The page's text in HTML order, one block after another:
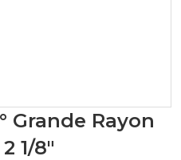
Grande Rayon
1/8"